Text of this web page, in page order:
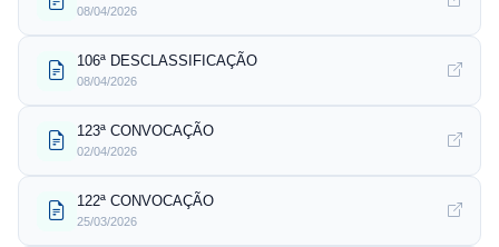
08/04/2026
106ª DESCLASSIFICAÇÃO
08/04/2026
123ª CONVOCAÇÃO
02/04/2026
122ª CONVOCAÇÃO
25/03/2026